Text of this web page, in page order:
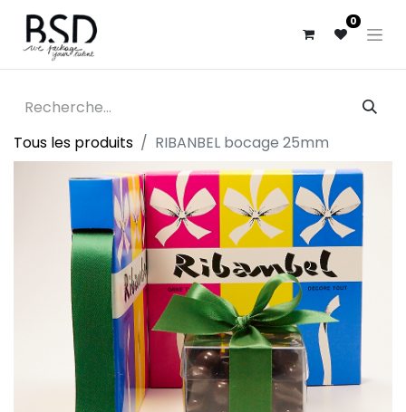
0
Tous les produits RIBANBEL bocage 25mm